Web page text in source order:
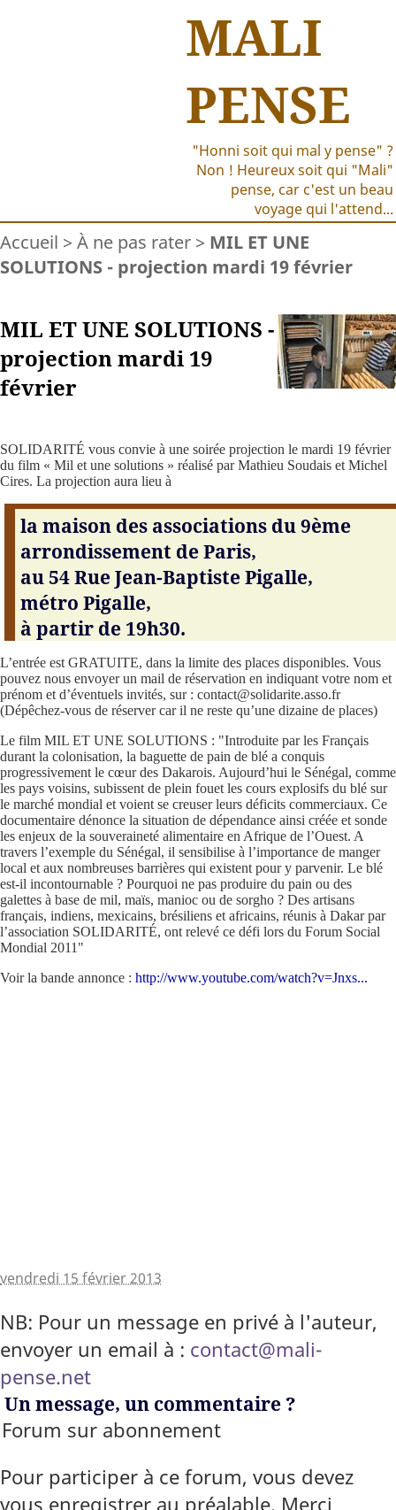
MALI
PENSE
"Honni soit qui mal y pense" ?
Non ! Heureux soit qui "Mali"
pense, car c'est un beau
voyage qui l'attend...
Accueil > À ne pas rater > MIL ET UNE
SOLUTIONS - projection mardi 19 février
MIL ET UNE SOLUTIONS -
projection mardi 19
février
SOLIDARITÉ vous convie à une soirée projection le mardi 19 février
du film « Mil et une solutions » réalisé par Mathieu Soudais et Michel
Cires. La projection aura lieu à
la maison des associations du 9ème
arrondissement de Paris,
au 54 Rue Jean-Baptiste Pigalle,
métro Pigalle,
à partir de 19h30.
L’entrée est GRATUITE, dans la limite des places disponibles. Vous
pouvez nous envoyer un mail de réservation en indiquant votre nom et
prénom et d’éventuels invités, sur : contact@solidarite.asso.fr
(Dépêchez-vous de réserver car il ne reste qu’une dizaine de places)
Le film MIL ET UNE SOLUTIONS : "Introduite par les Français
durant la colonisation, la baguette de pain de blé a conquis
progressivement le cœur des Dakarois. Aujourd’hui le Sénégal, comme
les pays voisins, subissent de plein fouet les cours explosifs du blé sur
le marché mondial et voient se creuser leurs déficits commerciaux. Ce
documentaire dénonce la situation de dépendance ainsi créée et sonde
les enjeux de la souveraineté alimentaire en Afrique de l’Ouest. A
travers l’exemple du Sénégal, il sensibilise à l’importance de manger
local et aux nombreuses barrières qui existent pour y parvenir. Le blé
est-il incontournable ? Pourquoi ne pas produire du pain ou des
galettes à base de mil, maïs, manioc ou de sorgho ? Des artisans
français, indiens, mexicains, brésiliens et africains, réunis à Dakar par
l’association SOLIDARITÉ, ont relevé ce défi lors du Forum Social
Mondial 2011"
Voir la bande annonce : http://www.youtube.com/watch?v=Jnxs...
vendredi 15 février 2013
NB: Pour un message en privé à l'auteur,
envoyer un email à : contact@mali-
pense.net
Un message, un commentaire ?
Forum sur abonnement
Pour participer à ce forum, vous devez
vous enregistrer au préalable. Merci